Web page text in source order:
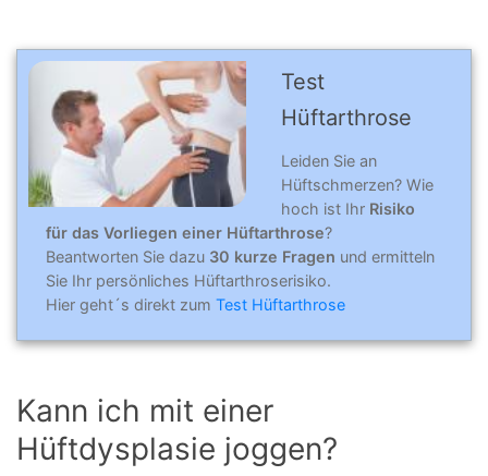
Test
Hüftarthrose
Leiden Sie an
Hüftschmerzen? Wie
hoch ist Ihr Risiko
für das Vorliegen einer Hüftarthrose?
Beantworten Sie dazu 30 kurze Fragen und ermitteln
Sie Ihr persönliches Hüftarthroserisiko.
Hier geht´s direkt zum Test Hüftarthrose
Kann ich mit einer
Hüftdysplasie joggen?